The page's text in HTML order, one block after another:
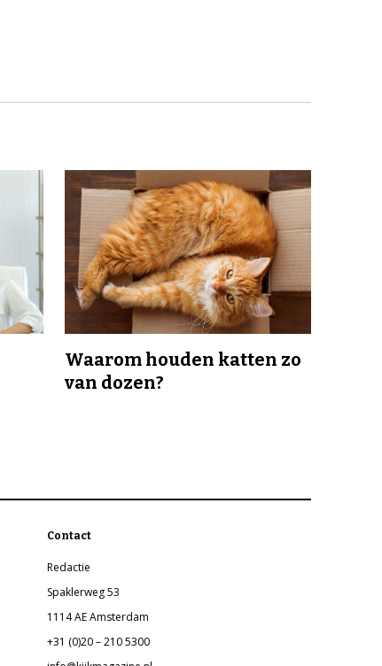
Waarom houden katten zo
van dozen?
Contact
Redactie
Spaklerweg 53
1114 AE Amsterdam
+31 (0)20 – 210 5300